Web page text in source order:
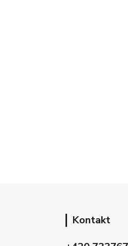
Kontakt